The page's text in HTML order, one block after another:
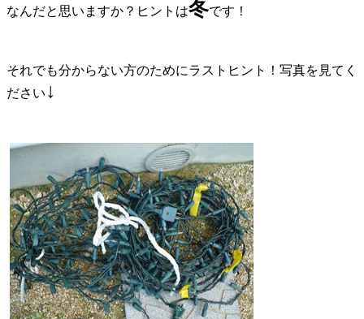
なんだと思いますか？ヒントは冬です！
それでも分からない方のためにラストヒント
！写真を見てく
ださい ↓